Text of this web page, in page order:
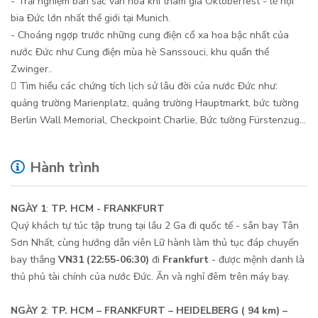
bia Đức lớn nhất thế giới tại Munich.
- Choáng ngợp trước những cung điện cổ xa hoa bậc nhất của
nước Đức như Cung điện mùa hè Sanssouci, khu quần thể
Zwinger..
 Tìm hiểu các chứng tích lịch sử lâu đời của nước Đức như:
quảng trường Marienplatz, quảng trường Hauptmarkt, bức tường
Berlin Wall Memorial, Checkpoint Charlie, Bức tường Fürstenzug…
Hành trình
NGÀY 1: TP. HCM - FRANKFURT
Quý khách tự túc tập trung tại lầu 2 Ga đi quốc tế - sân bay Tân
Sơn Nhất, cùng hướng dẫn viên Lữ hành làm thủ tục đáp chuyến
bay thẳng VN31 (22:55-06:30) đi Frankfurt - được mệnh danh là
thủ phủ tài chính của nước Đức. Ăn và nghỉ đêm trên máy bay.
NGÀY 2: TP. HCM – FRANKFURT – HEIDELBERG ( 94 km) –